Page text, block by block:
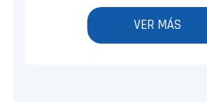
VER MÁS